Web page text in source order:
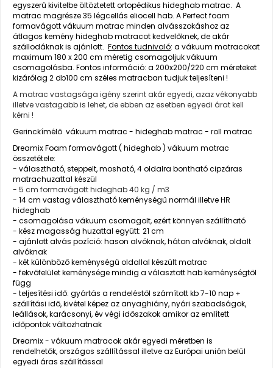
egyszerű kivitelbe öltöztetett ortopédikus hideghab matrac. A
matrac magrésze 35 légcellás eliocell hab. A Perfect foam
formavágott vákuum matrac minden alvásszokáshoz az
átlagos kemény hideghab matracot kedvelőknek, de akár
szállodáknak is ajánlott. Fontos tudnivaló: a vákuum matracokat
maximum 180 x 200 cm méretig csomagoljuk vákuum
csomagolásba. Fontos információ: a 200x200/220 cm méreteket
kizárólag 2 db100 cm széles matracban tudjuk teljesíteni !
A matrac vastagsága igény szerint akár egyedi, azaz vékonyabb
illetve vastagabb is lehet, de ebben az esetben egyedi árat kell
kérni !
Gerinckímélő vákuum matrac - hideghab matrac - roll matrac
Dreamix Foam formavágott ( hideghab ) vákuum matrac
összetétele:
- választható, steppelt, mosható, 4 oldalra bontható cipzáras
matrachuzattal készül
- 5 cm formavágott hideghab 40 kg / m3
- 14 cm vastag választható keménységű normál illetve HR
hideghab
- csomagolása vákuum csomagolt, ezért könnyen szállítható
- kész magasság huzattal együtt: 21 cm
- ajánlott alvás pozíció: hason alvóknak, háton alvóknak, oldalt
alvóknak
- két különböző keménységű oldallal készült matrac
- fekvőfelület keménysége mindig a választott hab keménységtől
függ
- teljesítési idő: gyártás a rendeléstől számított kb 7-10 nap +
szállítási idő, kivétel képez az anyaghiány, nyári szabadságok,
leállások, karácsonyi, év végi időszakok amikor az említett
időpontok változhatnak
Dreamix - vákuum matracok akár egyedi méretben is
rendelhetők, országos szállítással illetve az Európai unión belül
egyedi áras szállítással